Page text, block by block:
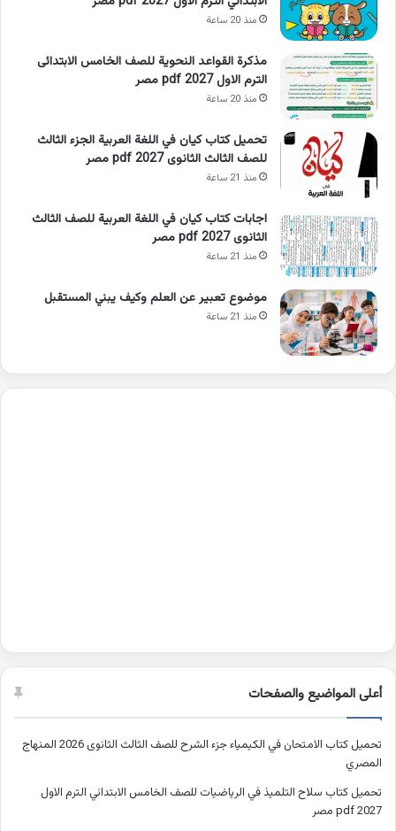
منذ 20 ساعة
مذكرة القواعد النحوية للصف الخامس الابتدائى
الترم الاول 2027 pdf مصر
منذ 20 ساعة
تحميل كتاب كيان في اللغة العربية الجزء الثالث
للصف الثالث الثانوى 2027 pdf مصر
منذ 21 ساعة
اجابات كتاب كيان في اللغة العربية للصف الثالث
الثانوى 2027 pdf مصر
منذ 21 ساعة
موضوع تعبير عن العلم وكيف يبني المستقبل
منذ 21 ساعة
أعلى المواضيع والصفحات
تحميل كتاب الامتحان في الكيمياء جزء الشرح للصف الثالث الثانوى 2026 المنهاج
المصري
تحميل كتاب سلاح التلميذ في الرياضيات للصف الخامس الابتدائي الترم الاول
2027 pdf مصر